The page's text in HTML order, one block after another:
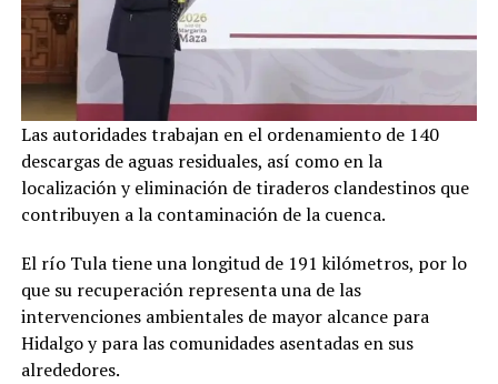
Las autoridades trabajan en el ordenamiento de 140
descargas de aguas residuales, así como en la
localización y eliminación de tiraderos clandestinos que
contribuyen a la contaminación de la cuenca.
El río Tula tiene una longitud de 191 kilómetros, por lo
que su recuperación representa una de las
intervenciones ambientales de mayor alcance para
Hidalgo y para las comunidades asentadas en sus
alrededores.